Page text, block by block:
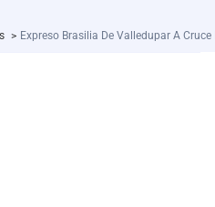
> Expreso Brasilia De Valledupar A